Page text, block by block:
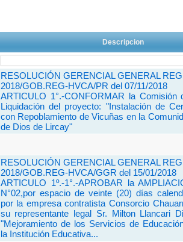
Descripcion
RESOLUCIÓN GERENCIAL GENERAL
2018/GOB.REG-HVCA/PR del 07/11/2018
ARTICULO 1°.-CONFORMAR la Comisión
Liquidación del proyecto: "Instalación de
con Repoblamiento de Vicuñas en la
de Dios de Lircay"
RESOLUCIÓN GERENCIAL GENERAL
2018/GOB.REG-HVCA/GGR del 15/01/2018
ARTICULO 1º.-1°.-APROBAR la
N°02,por espacio de veinte (20) días
por la empresa contratista Consorcio
su representante legal Sr. Milton Llancari
"Mejoramiento de los Servicios de
la Institución Educativa...